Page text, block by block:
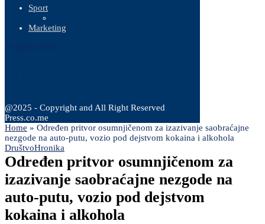
Sport
Marketing
@2025 - Copyright and All Right Reserved
Press.co.me
Home » Određen pritvor osumnjičenom za izazivanje saobraćajne
nezgode na auto-putu, vozio pod dejstvom kokaina i alkohola
DruštvoHronika
Određen pritvor osumnjičenom za
izazivanje saobraćajne nezgode na
auto-putu, vozio pod dejstvom
kokaina i alkohola